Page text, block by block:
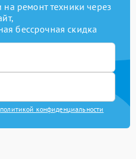
ремонт техники через
бессрочная скидка
политикой конфиденциальности